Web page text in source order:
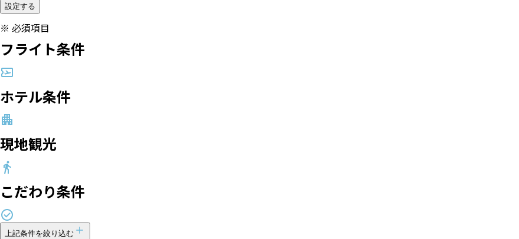
設定する
※ 必須項目
フライト条件
ホテル条件
現地観光
こだわり条件
上記条件を絞り込む